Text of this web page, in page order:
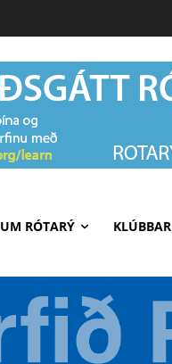
UM RÓTARÝ KLÚBBAR